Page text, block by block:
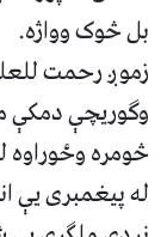
بل څوک وواژه.
زموږ رحمت
وګوریچې دمکې
څومره
له پیغمبری یې